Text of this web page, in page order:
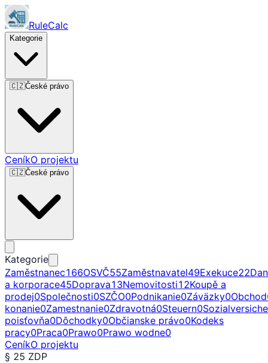
RuleCalc
Kategorie
🇨🇿České právo
CeníkO projektu
🇨🇿České právo
Kategorie
Zaměstnanec166OSVČ55Zaměstnavatel49Exekuce22
a korporace45Doprava13Nemovitosti12Koupě a
prodej0Společnosti0SZČO0Podnikanie0Záväzky0Obchod
konanie0Zamestnanie0Zdravotná0Steuern0
poisťovňa0Dôchodky0Občianske právo0Kodeks
pracy0Praca0Prawo0Prawo wodne0
CeníkO projektu
§ 25 ZDP